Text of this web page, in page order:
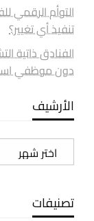
التوأم
تنفيذ أي تغيير؟
الفنادق ذاتية
دون موظفي
الأرشيف
الأرشيف
تصنيفات